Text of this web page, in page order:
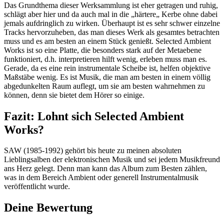
Das Grundthema dieser Werksammlung ist eher getragen und ruhig,
schlägt aber hier und da auch mal in die „härtere„ Kerbe ohne dabei
jemals aufdringlich zu wirken. Überhaupt ist es sehr schwer einzelne
Tracks hervorzuheben, das man dieses Werk als gesamtes betrachten
muss und es am besten an einem Stück genießt. Selected Ambient
Works ist so eine Platte, die besonders stark auf der Metaebene
funktioniert, d.h. interpretieren hilft wenig, erleben muss man es.
Gerade, da es eine rein instrumentale Scheibe ist, helfen objektive
Maßstäbe wenig. Es ist Musik, die man am besten in einem völlig
abgedunkelten Raum auflegt, um sie am besten wahrnehmen zu
können, denn sie bietet dem Hörer so einige.
Fazit: Lohnt sich Selected Ambient
Works?
SAW (1985-1992) gehört bis heute zu meinen absoluten
Lieblingsalben der elektronischen Musik und sei jedem Musikfreund
ans Herz gelegt. Denn man kann das Album zum Besten zählen,
was in dem Bereich Ambient oder generell Instrumentalmusik
veröffentlicht wurde.
Deine Bewertung